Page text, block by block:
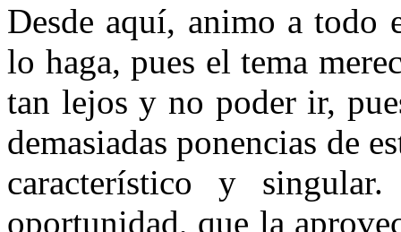
Desde aquí, animo a todo
lo haga, pues el tema
tan lejos y no poder ir,
demasiadas ponencias de
característico y
oportunidad, que la